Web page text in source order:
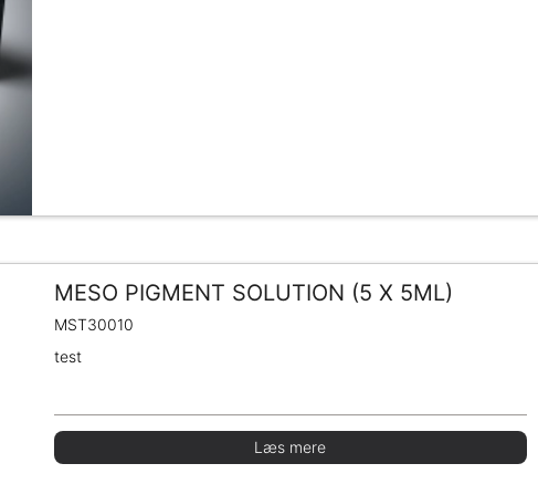
MESO PIGMENT SOLUTION (5 X 5ML)
MST30010
test
Læs mere